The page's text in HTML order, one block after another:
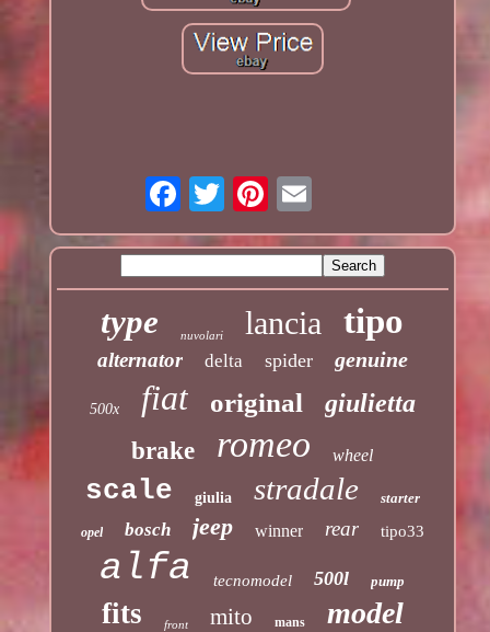
type nuvolari lancia tipo
alternator delta spider genuine
500x fiat original giulietta
brake romeo wheel
scale giulia stradale starter
opel bosch jeep winner rear tipo33
alfa tecnomodel 500l pump
fits front mito mans model